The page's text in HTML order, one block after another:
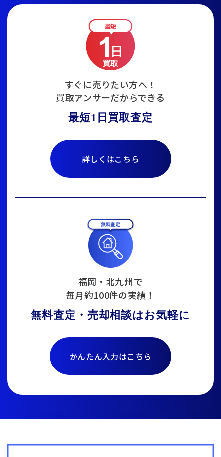
すぐに売りたい方へ！
買取アンサーだからできる
最短1日買取査定
詳しくはこちら
福岡・北九州で
毎月約100件の実績！
無料査定・売却相談はお気軽に
かんたん入力はこちら